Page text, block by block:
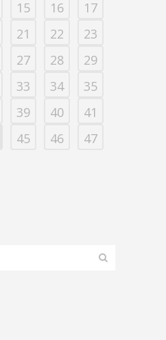
15 16
17
21 22
23
27 28
29
33 34
35
39 40
41
45 46
47